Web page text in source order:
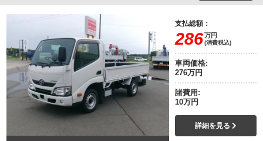
支払総額：
286万円
(消費税込)
車両価格:
276万円
諸費用:
10万円
詳細を見る